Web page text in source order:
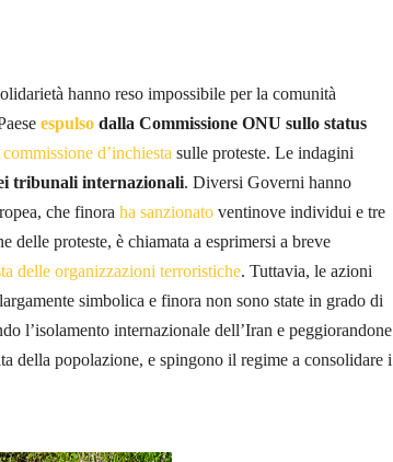
hanno reso impossibile per la comunità
espulso dalla Commissione ONU sullo status
d’inchiesta sulle proteste. Le indagini
tribunali internazionali. Diversi Governi hanno
che finora ha sanzionato ventinove individui e tre
proteste, è chiamata a esprimersi a breve
delle organizzazioni terroristiche. Tuttavia, le azioni
simbolica e finora non sono state in grado di
l’isolamento internazionale dell’Iran e peggiorandone
della popolazione, e spingono il regime a consolidare i